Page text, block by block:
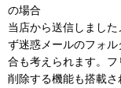
の場合
当店から送信しまし
ず迷惑メールのフォ
合も考えられます。
削除する機能も搭載